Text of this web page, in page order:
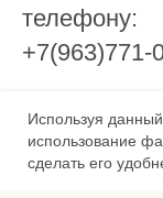
телефону:
+7(963)771-
Контакты
Используя
использование
сделать его